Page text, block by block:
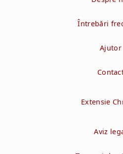
Întrebări
Ajutor
Extensie
Aviz